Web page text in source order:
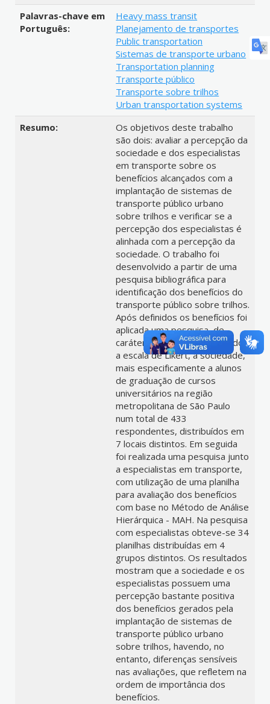
Palavras-chave em
Português:
Heavy mass transit
Planejamento de transportes
Public transportation
Sistemas de transporte urbano
Transportation planning
Transporte público
Transporte sobre trilhos
Urban transportation systems
Resumo:
Os objetivos deste trabalho
são dois: avaliar a percepção da
sociedade e dos especialistas
em transporte sobre os
benefícios alcançados com a
implantação de sistemas de
transporte público urbano
sobre trilhos e verificar se a
percepção dos especialistas é
alinhada com a percepção da
sociedade. O trabalho foi
desenvolvido a partir de uma
pesquisa bibliográfica para
identificação dos benefícios do
transporte público sobre trilhos.
Após definidos os benefícios foi
aplicada uma pesquisa, de
caráter exploratório, utilizando
a escala de Likert, à sociedade,
mais especificamente a alunos
de graduação de cursos
universitários na região
metropolitana de São Paulo
num total de 433
respondentes, distribuídos em
7 locais distintos. Em seguida
foi realizada uma pesquisa junto
a especialistas em transporte,
com utilização de uma planilha
para avaliação dos benefícios
com base no Método de Análise
Hierárquica - MAH. Na pesquisa
com especialistas obteve-se 34
planilhas distribuídas em 4
grupos distintos. Os resultados
mostram que a sociedade e os
especialistas possuem uma
percepção bastante positiva
dos benefícios gerados pela
implantação de sistemas de
transporte público urbano
sobre trilhos, havendo, no
entanto, diferenças sensíveis
nas avaliações, que refletem na
ordem de importância dos
benefícios.